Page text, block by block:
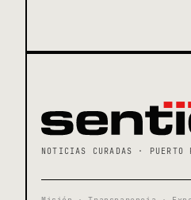
NOTICIAS CURADAS ·